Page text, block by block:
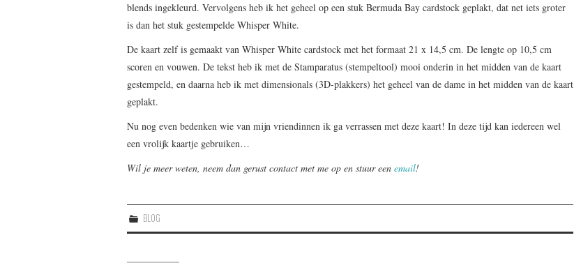
blends ingekleurd. Vervolgens heb ik het geheel op een stuk Bermuda Bay cardstock geplakt, dat net iets groter
is dan het stuk gestempelde Whisper White.
De kaart zelf is gemaakt van Whisper White cardstock met het formaat 21 x 14,5 cm. De lengte op 10,5 cm
scoren en vouwen. De tekst heb ik met de Stamparatus (stempeltool) mooi onderin in het midden van de kaart
gestempeld, en daarna heb ik met dimensionals (3D-plakkers) het geheel van de dame in het midden van de kaart
geplakt.
Nu nog even bedenken wie van mijn vriendinnen ik ga verrassen met deze kaart! In deze tijd kan iedereen wel
een vrolijk kaartje gebruiken…
Wil je meer weten, neem dan gerust contact met me op en stuur een email!
BLOG